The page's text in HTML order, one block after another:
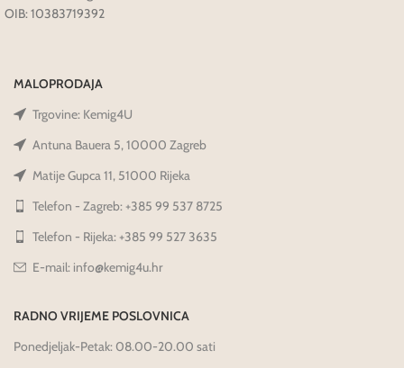
OIB: 10383719392
MALOPRODAJA
Trgovine: Kemig4U
Antuna Bauera 5, 10000 Zagreb
Matije Gupca 11, 51000 Rijeka
Telefon - Zagreb: +385 99 537 8725
Telefon - Rijeka: +385 99 527 3635
E-mail: info@kemig4u.hr
RADNO VRIJEME POSLOVNICA
Ponedjeljak-Petak: 08.00-20.00 sati